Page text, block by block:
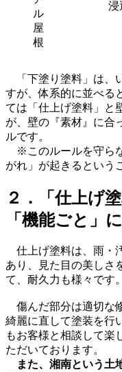
ル
屋
根
浸
「下塗り塗料」は、
すが、体系的に並べる
ては「仕上げ塗料」と
が、壁の『素材』に合
ルです。
※このルールを守ら
がれ」が起きるという
２．「仕上げ
「機能ごと」
仕上げ塗料は、雨・
あり、見た目の美しさ
て、耐久力も様々です。
傷んだ部分は適切な
綺麗に直して塗装を行
もお客様と相談して楽
ただいております。
また、湘南という土